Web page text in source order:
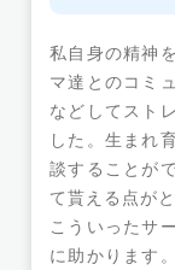
私自身の精神
マ達とのコミ
などしてスト
した。生まれ
談することが
て貰える点が
こういったサ
に助かります